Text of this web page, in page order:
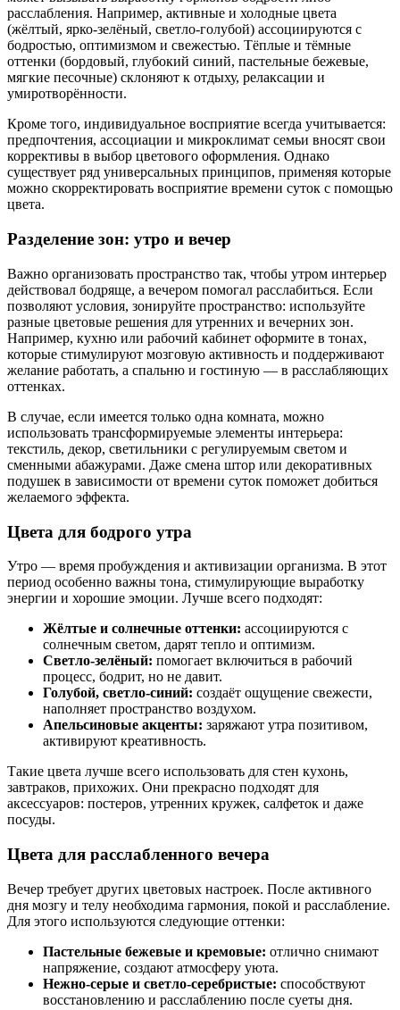
расслабления. Например, активные и холодные цвета
(жёлтый, ярко-зелёный, светло-голубой) ассоциируются с
бодростью, оптимизмом и свежестью. Тёплые и тёмные
оттенки (бордовый, глубокий синий, пастельные бежевые,
мягкие песочные) склоняют к отдыху, релаксации и
умиротворённости.
Кроме того, индивидуальное восприятие всегда учитывается:
предпочтения, ассоциации и микроклимат семьи вносят свои
коррективы в выбор цветового оформления. Однако
существует ряд универсальных принципов, применяя которые
можно скорректировать восприятие времени суток с помощью
цвета.
Разделение зон: утро и вечер
Важно организовать пространство так, чтобы утром интерьер
действовал бодряще, а вечером помогал расслабиться. Если
позволяют условия, зонируйте пространство: используйте
разные цветовые решения для утренних и вечерних зон.
Например, кухню или рабочий кабинет оформите в тонах,
которые стимулируют мозговую активность и поддерживают
желание работать, а спальню и гостиную — в расслабляющих
оттенках.
В случае, если имеется только одна комната, можно
использовать трансформируемые элементы интерьера:
текстиль, декор, светильники с регулируемым светом и
сменными абажурами. Даже смена штор или декоративных
подушек в зависимости от времени суток поможет добиться
желаемого эффекта.
Цвета для бодрого утра
Утро — время пробуждения и активизации организма. В этот
период особенно важны тона, стимулирующие выработку
энергии и хорошие эмоции. Лучше всего подходят:
Жёлтые и солнечные оттенки: ассоциируются с
солнечным светом, дарят тепло и оптимизм.
Светло-зелёный: помогает включиться в рабочий
процесс, бодрит, но не давит.
Голубой, светло-синий: создаёт ощущение свежести,
наполняет пространство воздухом.
Апельсиновые акценты: заряжают утра позитивом,
активируют креативность.
Такие цвета лучше всего использовать для стен кухонь,
завтраков, прихожих. Они прекрасно подходят для
аксессуаров: постеров, утренних кружек, салфеток и даже
посуды.
Цвета для расслабленного вечера
Вечер требует других цветовых настроек. После активного
дня мозгу и телу необходима гармония, покой и расслабление.
Для этого используются следующие оттенки:
Пастельные бежевые и кремовые: отлично снимают
напряжение, создают атмосферу уюта.
Нежно-серые и светло-серебристые: способствуют
восстановлению и расслаблению после суеты дня.